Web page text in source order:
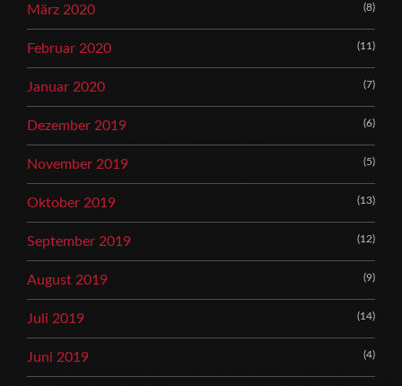
März 2020 (8)
Februar 2020 (11)
Januar 2020 (7)
Dezember 2019 (6)
November 2019 (5)
Oktober 2019 (13)
September 2019 (12)
August 2019 (9)
Juli 2019 (14)
Juni 2019 (4)